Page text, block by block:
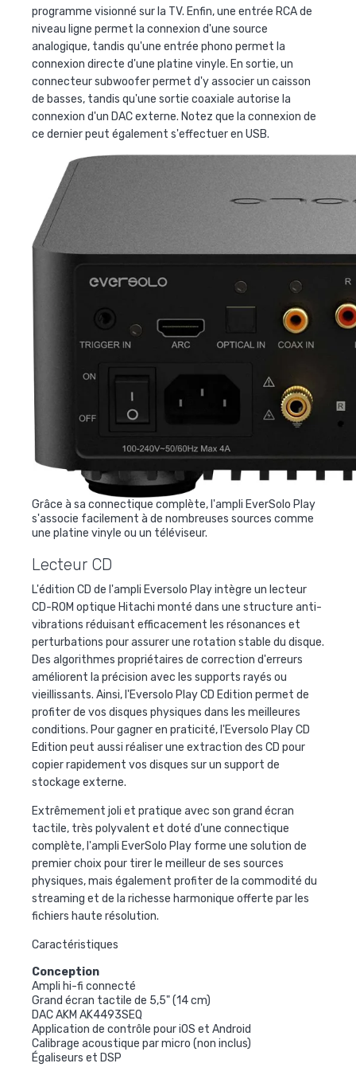
programme visionné sur la TV. Enfin, une entrée RCA de
niveau ligne permet la connexion d'une source
analogique, tandis qu'une entrée phono permet la
connexion directe d'une platine vinyle. En sortie, un
connecteur subwoofer permet d'y associer un caisson
de basses, tandis qu'une sortie coaxiale autorise la
connexion d'un DAC externe. Notez que la connexion de
ce dernier peut également s'effectuer en USB.
Grâce à sa connectique complète, l'ampli EverSolo Play
s'associe facilement à de nombreuses sources comme
une platine vinyle ou un téléviseur.
Lecteur CD
L'édition CD de l'ampli Eversolo Play intègre un lecteur
CD-ROM optique Hitachi monté dans une structure anti-
vibrations réduisant efficacement les résonances et
perturbations pour assurer une rotation stable du disque.
Des algorithmes propriétaires de correction d'erreurs
améliorent la précision avec les supports rayés ou
vieillissants. Ainsi, l'Eversolo Play CD Edition permet de
profiter de vos disques physiques dans les meilleures
conditions. Pour gagner en praticité, l'Eversolo Play CD
Edition peut aussi réaliser une extraction des CD pour
copier rapidement vos disques sur un support de
stockage externe.
Extrêmement joli et pratique avec son grand écran
tactile, très polyvalent et doté d'une connectique
complète, l'ampli EverSolo Play forme une solution de
premier choix pour tirer le meilleur de ses sources
physiques, mais également profiter de la commodité du
streaming et de la richesse harmonique offerte par les
fichiers haute résolution.
Caractéristiques
Conception
Ampli hi-fi connecté
Grand écran tactile de 5,5" (14 cm)
DAC AKM AK4493SEQ
Application de contrôle pour iOS et Android
Calibrage acoustique par micro (non inclus)
Égaliseurs et DSP